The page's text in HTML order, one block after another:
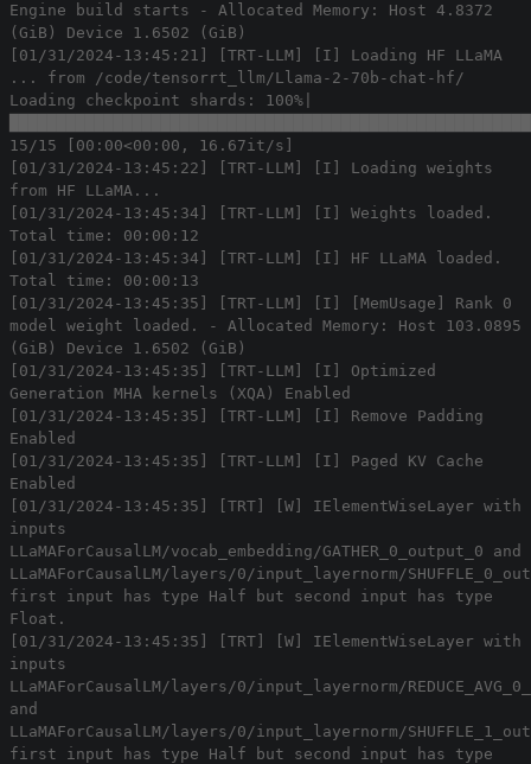
Engine build starts - Allocated Memory: Host 4.8372
(GiB) Device 1.6502 (GiB)
[01/31/2024-13:45:21] [TRT-LLM] [I] Loading HF LLaMA
... from /code/tensorrt_llm/Llama-2-70b-chat-hf/
Loading checkpoint shards: 100%|
15/15 [00:00<00:00, 16.67it/s]
[01/31/2024-13:45:22] [TRT-LLM] [I] Loading weights
from HF LLaMA...
[01/31/2024-13:45:34] [TRT-LLM] [I] Weights loaded.
Total time: 00:00:12
[01/31/2024-13:45:34] [TRT-LLM] [I] HF LLaMA loaded.
Total time: 00:00:13
[01/31/2024-13:45:35] [TRT-LLM] [I] [MemUsage] Rank 0
model weight loaded. - Allocated Memory: Host 103.0895
(GiB) Device 1.6502 (GiB)
[01/31/2024-13:45:35] [TRT-LLM] [I] Optimized
Generation MHA kernels (XQA) Enabled
[01/31/2024-13:45:35] [TRT-LLM] [I] Remove Padding
Enabled
[01/31/2024-13:45:35] [TRT-LLM] [I] Paged KV Cache
Enabled
[01/31/2024-13:45:35] [TRT] [W] IElementWiseLayer with
inputs
LLaMAForCausalLM/vocab_embedding/GATHER_0_output_0 and
LLaMAForCausalLM/layers/0/input_layernorm/
first input has type Half but second input has type
Float.
[01/31/2024-13:45:35] [TRT] [W] IElementWiseLayer with
inputs
LLaMAForCausalLM/layers/0/input_layernorm/
and
LLaMAForCausalLM/layers/0/input_layernorm/
first input has type Half but second input has type